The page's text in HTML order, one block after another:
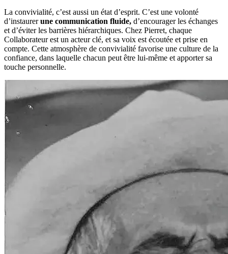
La convivialité, c’est aussi un état d’esprit. C’est une volonté
d’instaurerune communication fluide, d’encourager les échanges
et d’éviter les barrières hiérarchiques. Chez Pierret, chaque
Collaborateur est un acteur clé, et sa voix est écoutée et prise en
compte. Cette atmosphère de convivialité favorise une culture de la
confiance, dans laquelle chacun peut être lui-même et apporter sa
touche personnelle.